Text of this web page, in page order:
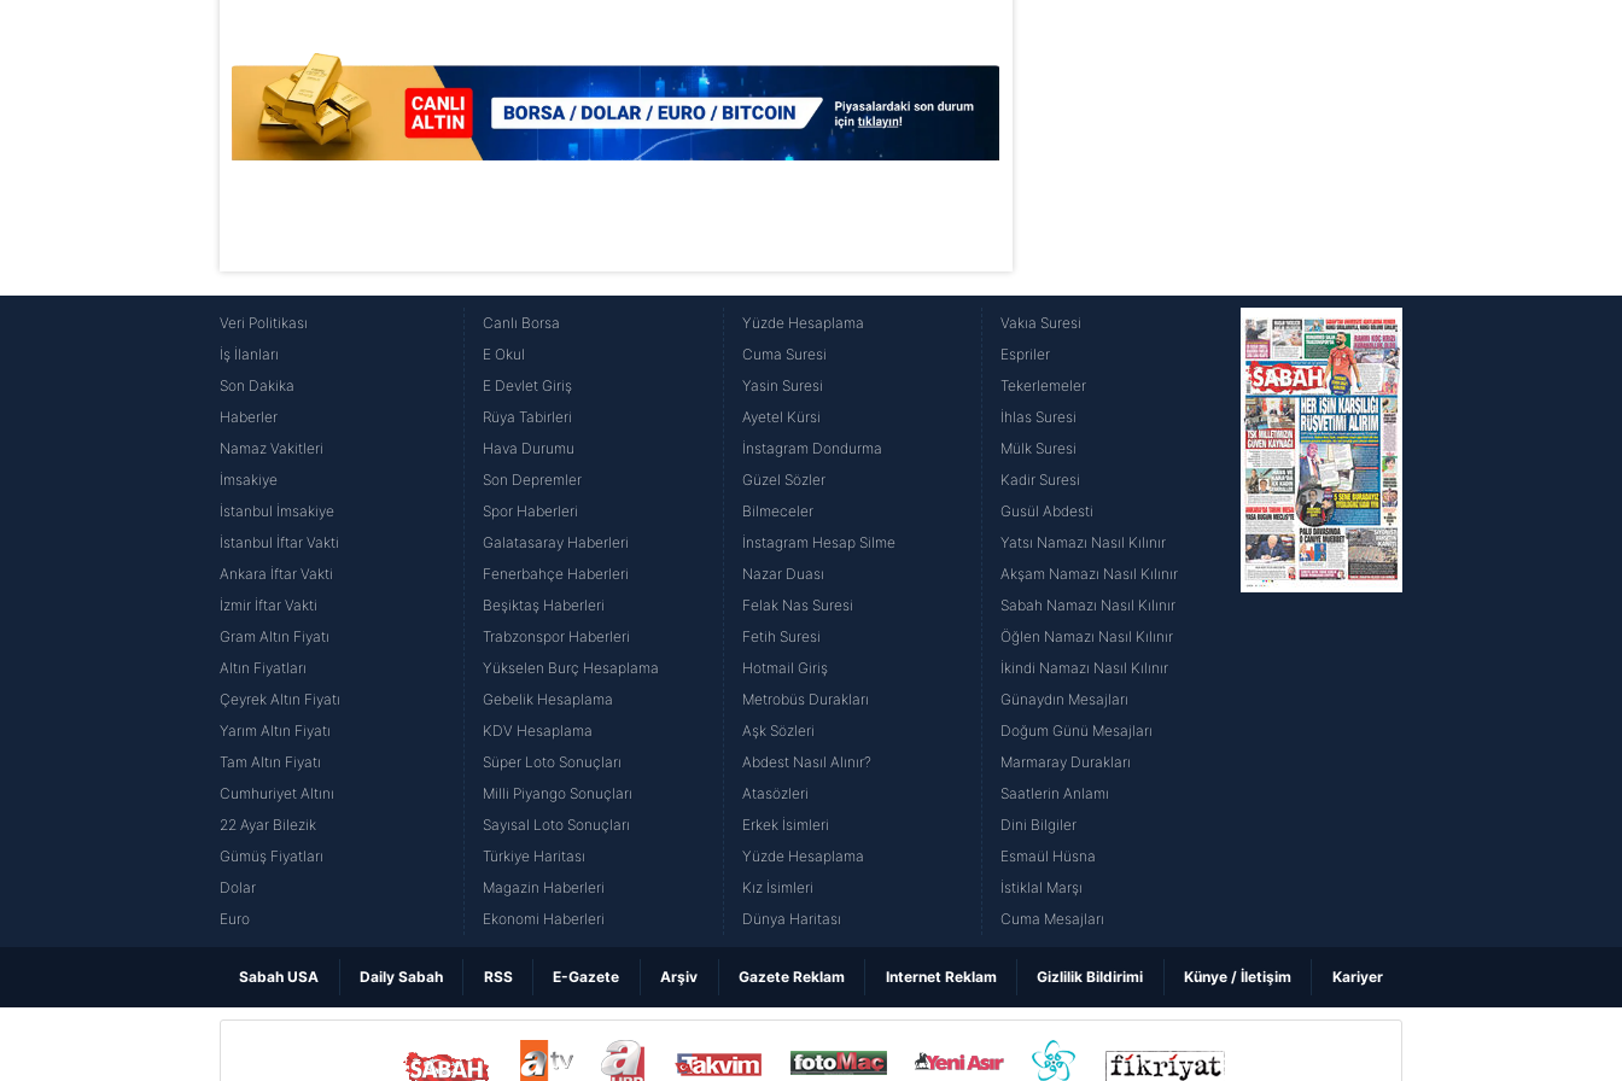
Veri Politikası
İş İlanları
Son Dakika
Haberler
Namaz Vakitleri
İmsakiye
İstanbul İmsakiye
İstanbul İftar Vakti
Ankara İftar Vakti
İzmir İftar Vakti
Gram Altın Fiyatı
Altın Fiyatları
Çeyrek Altın Fiyatı
Yarım Altın Fiyatı
Tam Altın Fiyatı
Cumhuriyet Altını
22 Ayar Bilezik
Gümüş Fiyatları
Dolar
Euro
Canlı Borsa
E Okul
E Devlet Giriş
Rüya Tabirleri
Hava Durumu
Son Depremler
Spor Haberleri
Galatasaray Haberleri
Fenerbahçe Haberleri
Beşiktaş Haberleri
Trabzonspor Haberleri
Yükselen Burç Hesaplama
Gebelik Hesaplama
KDV Hesaplama
Süper Loto Sonuçları
Milli Piyango Sonuçları
Sayısal Loto Sonuçları
Türkiye Haritası
Magazin Haberleri
Ekonomi Haberleri
Yüzde Hesaplama
Cuma Suresi
Yasin Suresi
Ayetel Kürsi
İnstagram Dondurma
Güzel Sözler
Bilmeceler
İnstagram Hesap Silme
Nazar Duası
Felak Nas Suresi
Fetih Suresi
Hotmail Giriş
Metrobüs Durakları
Aşk Sözleri
Abdest Nasıl Alınır?
Atasözleri
Erkek İsimleri
Yüzde Hesaplama
Kız İsimleri
Dünya Haritası
Vakıa Suresi
Espriler
Tekerlemeler
İhlas Suresi
Mülk Suresi
Kadir Suresi
Gusül Abdesti
Yatsı Namazı Nasıl Kılınır
Akşam Namazı Nasıl Kılınır
Sabah Namazı Nasıl Kılınır
Öğlen Namazı Nasıl Kılınır
İkindi Namazı Nasıl Kılınır
Günaydın Mesajları
Doğum Günü Mesajları
Marmaray Durakları
Saatlerin Anlamı
Dini Bilgiler
Esmaül Hüsna
İstiklal Marşı
Cuma Mesajları
Sabah USA Daily Sabah RSS E-Gazete Arşiv Gazete Reklam Internet Reklam Gizlilik Bildirimi Künye / İletişim Kariyer